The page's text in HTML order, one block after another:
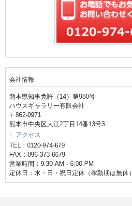
会社情報
熊本県知事免許（14）第980号
ハウスギャラリー有限会社
〒862-0971
熊本市中央区大江2丁目14番13号3
アクセス
TEL：0120-974-679
FAX：096-373-6679
営業時間：9:30 AM - 6:00 PM
定休日：水・日・祝日定休（稼動期は無休）